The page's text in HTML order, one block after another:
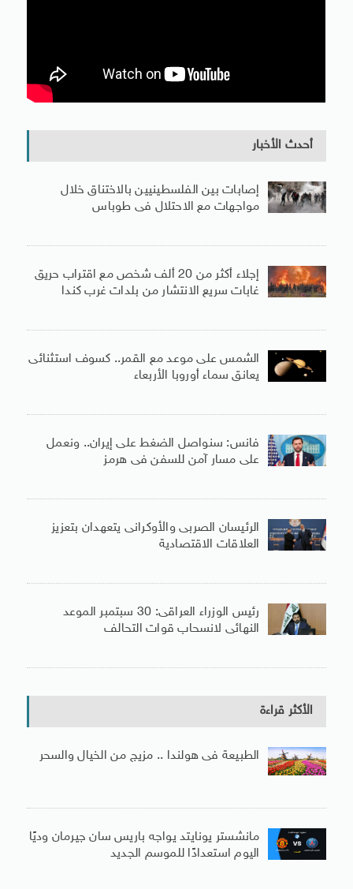
أحدث الأخبار
إصابات بين الفلسطينيين بالاختناق خلال
مواجهات مع الاحتلال فى طوباس
إجلاء أكثر من 20 ألف شخص مع اقتراب حريق
غابات سريع الانتشار من بلدات غرب كندا
الشمس على موعد مع القمر.. كسوف استثنائى
يعانق سماء أوروبا الأربعاء
فانس: سنواصل الضغط على إيران.. ونعمل
على مسار آمن للسفن فى هرمز
الرئيسان الصربى والأوكرانى يتعهدان بتعزيز
العلاقات الاقتصادية
رئيس الوزراء العراقى: 30 سبتمبر الموعد
النهائى لانسحاب قوات التحالف
الأكثر قراءة
الطبيعة فى هولندا .. مزيج من الخيال والسحر
مانشستر يونايتد يواجه باريس سان جيرمان وديًا
اليوم استعدادًا للموسم الجديد